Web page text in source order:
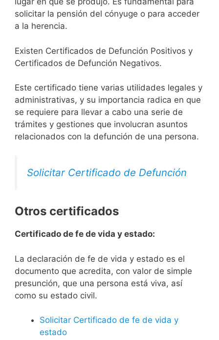
solicitar la pensión del cónyuge o para acceder
a la herencia.
Existen Certificados de Defunción Positivos y
Certificados de Defunción Negativos.
Este certificado tiene varias utilidades legales y
administrativas, y su importancia radica en que
se requiere para llevar a cabo una serie de
trámites y gestiones que involucran asuntos
relacionados con la defunción de una persona.
Solicitar Certificado de Defunción
Otros certificados
Certificado de fe de vida y estado:
La declaración de fe de vida y estado es el
documento que acredita, con valor de simple
presunción, que una persona está viva, así
como su estado civil.
Solicitar Certificado de fe de vida y
estado